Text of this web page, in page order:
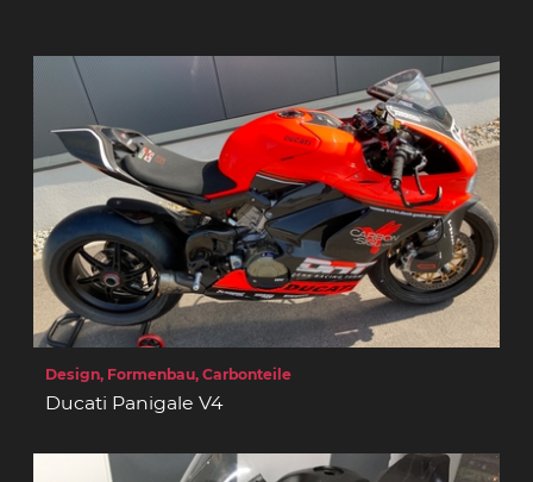
Design, Formenbau, Carbonteile
Ducati Panigale V4